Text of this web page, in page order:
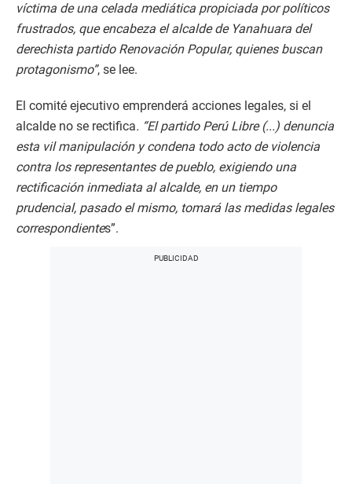
víctima de una celada mediática propiciada por políticos
frustrados, que encabeza el alcalde de Yanahuara del
derechista partido Renovación Popular, quienes buscan
protagonismo”, se lee.
El comité ejecutivo emprenderá acciones legales, si el
alcalde no se rectifica. “El partido Perú Libre (...) denuncia
esta vil manipulación y condena todo acto de violencia
contra los representantes de pueblo, exigiendo una
rectificación inmediata al alcalde, en un tiempo
prudencial, pasado el mismo, tomará las medidas legales
correspondientes”.